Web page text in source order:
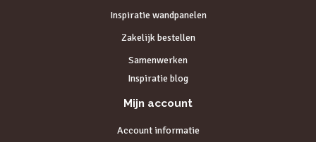
Inspiratie wandpanelen
Zakelijk bestellen
Samenwerken
Inspiratie blog
Mijn account
Account informatie